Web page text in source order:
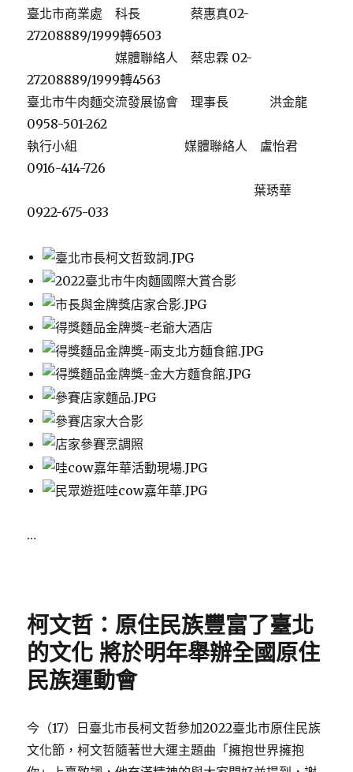
臺北市商業處 科長 蔡惠真02-
27208889/1999轉6503
媒體聯絡人 蔡忠霖 02-
27208889/1999轉4563
臺北市牛肉麵交流發展協會 理事長 洪金龍
0958-501-262
執行小組 媒體聯絡人 盧怡君
0916-414-726
葉琇華
0922-675-033
…
柯文哲：原住民族豐富了臺北
的文化 將於明年舉辦全國原住
民族運動會
今（17）日臺北市長柯文哲參加2022臺北市原住民族
文化節，柯文哲隨著世大運主題曲「擁抱世界擁抱